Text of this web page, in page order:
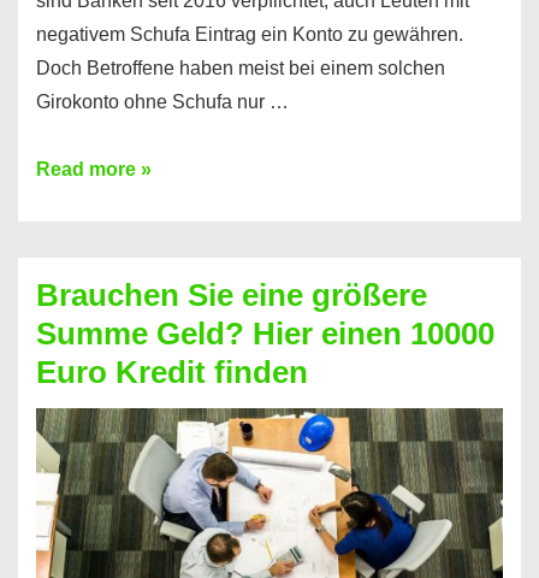
negativem Schufa Eintrag ein Konto zu gewähren.
Doch Betroffene haben meist bei einem solchen
Girokonto ohne Schufa nur …
Günstiges
Geht
das
überhaupt?
Na
klar!
Read more »
Brauchen Sie eine größere
Summe Geld? Hier einen 10000
Euro Kredit finden